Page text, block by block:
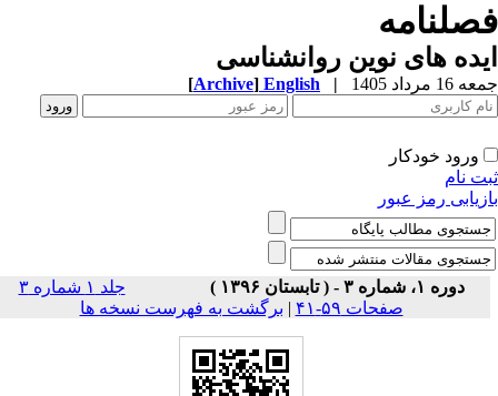
های نوین روانشناسی
مرداد 1405 |
English
[Archive]
ورود خودکار
نام
رمز عبور
دوره ۱، شماره ۳ - ( تابستان ۱۳۹۶ )
جلد ۱ شماره ۳
صفحات ۵۹-۴۱
|برگشت به فهرست نسخه ها